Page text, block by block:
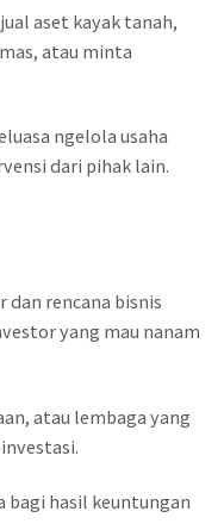
aset kayak tanah,
atau minta
ngelola usaha
dari pihak lain.
dan rencana bisnis
yang mau nanam
atau lembaga yang
bagi hasil keuntungan